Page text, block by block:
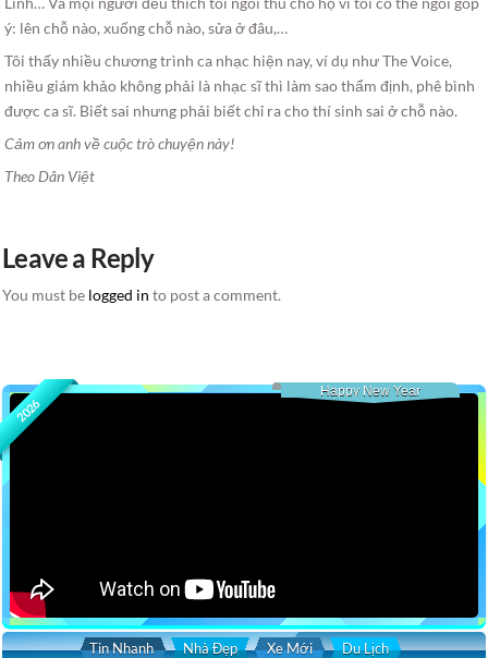
ý: lên chỗ nào, xuống chỗ nào, sửa ở đâu,…
Tôi thấy nhiều chương trình ca nhạc hiện nay, ví dụ như The Voice,
nhiều giám khảo không phải là nhạc sĩ thì làm sao thẩm định, phê bình
được ca sĩ. Biết sai nhưng phải biết chỉ ra cho thí sinh sai ở chỗ nào.
Cảm ơn anh về cuộc trò chuyện này!
Theo Dân Việt
Leave a Reply
You must be logged in to post a comment.
2026
Happy New Year
Tin Nhanh Nhà Đẹp Xe Mới Du Lịch